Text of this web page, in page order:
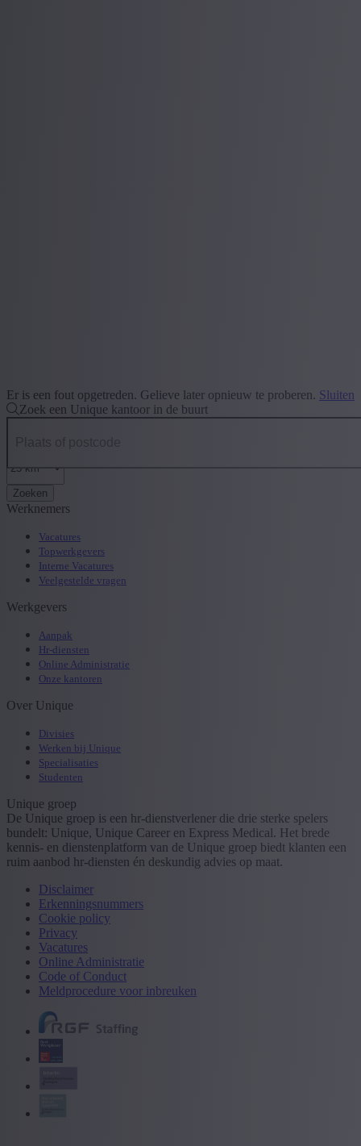
Er is een fout opgetreden. Gelieve later opnieuw te proberen. Sluiten
Zoek een Unique kantoor in de buurt
Zoeken
Werknemers
Vacatures
Topwerkgevers
Interne Vacatures
Veelgestelde vragen
Werkgevers
Aanpak
Hr-diensten
Online Administratie
Onze kantoren
Over Unique
Divisies
Werken bij Unique
Specialisaties
Studenten
Unique groep
De Unique groep is een hr-dienstverlener die drie sterke spelers
bundelt: Unique, Unique Career en Express Medical. Het brede
kennis- en dienstenplatform van de Unique groep biedt klanten een
ruim aanbod hr-diensten én deskundig advies op maat.
Disclaimer
Erkenningsnummers
Cookie policy
Privacy
Vacatures
Online Administratie
Code of Conduct
Meldprocedure voor inbreuken